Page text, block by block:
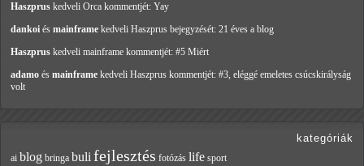
Haszprus kedveli Orca kommentjét: Yay
dankoi és mainframe kedveli Haszprus bejegyzését: 21 éves a blog
Haszprus kedveli mainframe kommentjét: #5 Miért
adamo és mainframe kedveli Haszprus kommentjét: #3, eléggé emeletes csúcskirályság
volt
kategóriák
ai blog bringa buli fejlesztés fotózás life sport